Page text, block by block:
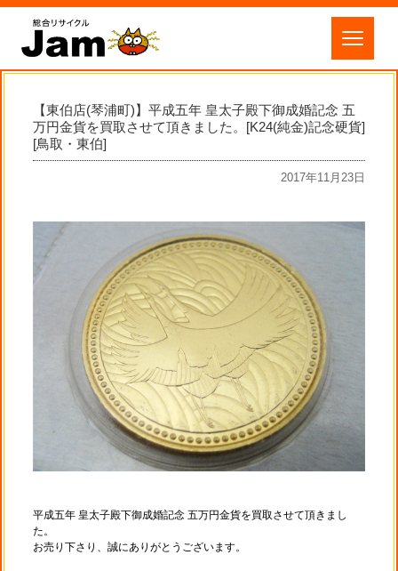
【東伯店(琴浦町)】平成五年 皇太子殿下御成婚記念 五
万円金貨を買取させて頂きました。[K24(純金)記念硬貨]
[鳥取・東伯]
2017年11月23日
平成五年 皇太子殿下御成婚記念 五万円金貨を買取させて頂きまし
た。
お売り下さり、誠にありがとうございます。